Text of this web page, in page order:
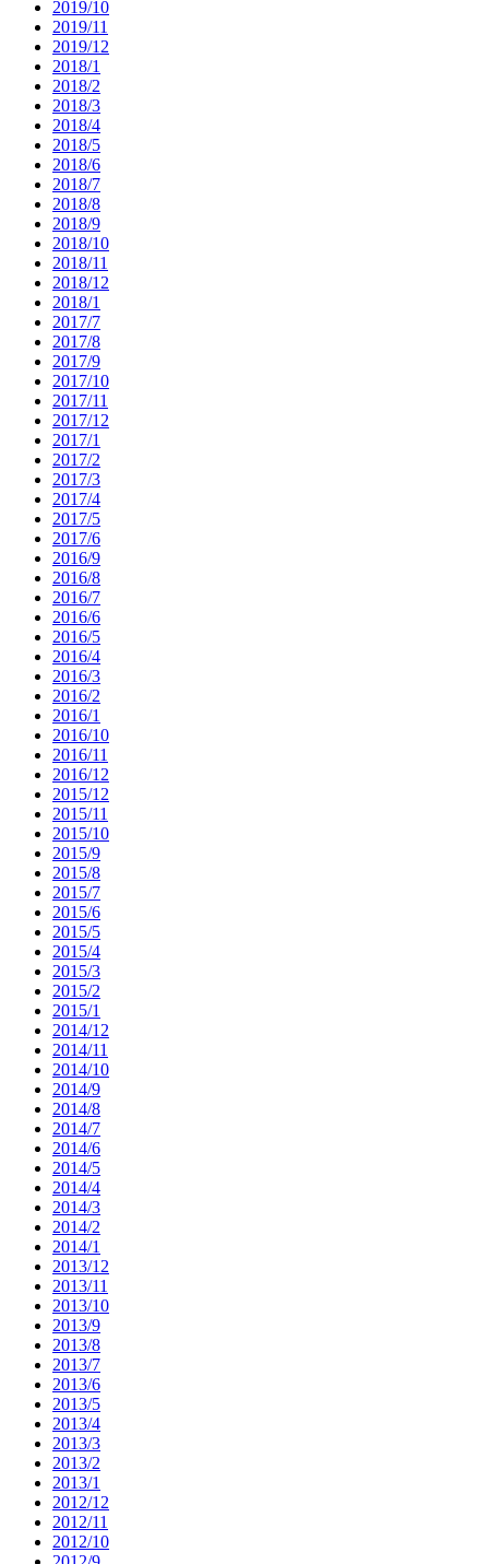
2019/10
2019/11
2019/12
2018/1
2018/2
2018/3
2018/4
2018/5
2018/6
2018/7
2018/8
2018/9
2018/10
2018/11
2018/12
2018/1
2017/7
2017/8
2017/9
2017/10
2017/11
2017/12
2017/1
2017/2
2017/3
2017/4
2017/5
2017/6
2016/9
2016/8
2016/7
2016/6
2016/5
2016/4
2016/3
2016/2
2016/1
2016/10
2016/11
2016/12
2015/12
2015/11
2015/10
2015/9
2015/8
2015/7
2015/6
2015/5
2015/4
2015/3
2015/2
2015/1
2014/12
2014/11
2014/10
2014/9
2014/8
2014/7
2014/6
2014/5
2014/4
2014/3
2014/2
2014/1
2013/12
2013/11
2013/10
2013/9
2013/8
2013/7
2013/6
2013/5
2013/4
2013/3
2013/2
2013/1
2012/12
2012/11
2012/10